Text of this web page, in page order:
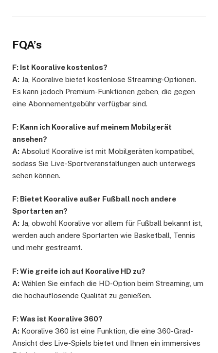
FQA’s
F: Ist Kooralive kostenlos?
A: Ja, Kooralive bietet kostenlose Streaming-Optionen.
Es kann jedoch Premium-Funktionen geben, die gegen
eine Abonnementgebühr verfügbar sind.
F: Kann ich Kooralive auf meinem Mobilgerät
ansehen?
A: Absolut! Kooralive ist mit Mobilgeräten kompatibel,
sodass Sie Live-Sportveranstaltungen auch unterwegs
sehen können.
F: Bietet Kooralive außer Fußball noch andere
Sportarten an?
A: Ja, obwohl Kooralive vor allem für Fußball bekannt ist,
werden auch andere Sportarten wie Basketball, Tennis
und mehr gestreamt.
F: Wie greife ich auf Kooralive HD zu?
A: Wählen Sie einfach die HD-Option beim Streaming, um
die hochauflösende Qualität zu genießen.
F: Was ist Kooralive 360?
A: Kooralive 360 ist eine Funktion, die eine 360-Grad-
Ansicht des Live-Spiels bietet und Ihnen ein immersives